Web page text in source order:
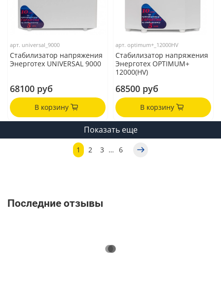
арт. universal_9000
Стабилизатор напряжения
Энерготех UNIVERSAL 9000
68100 руб
В корзину
арт.optimum+_12000HV
Стабилизатор напряжения
Энерготех OPTIMUM+
12000(HV)
68500 руб
В корзину
Показать еще
1 2 3 … 6
Последние отзывы